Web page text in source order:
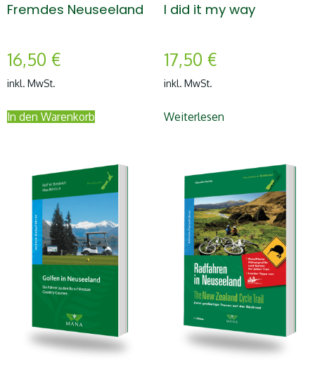
Fremdes Neuseeland
16,50 €
inkl. MwSt.
In den Warenkorb
I did it my way
17,50 €
inkl. MwSt.
Weiterlesen